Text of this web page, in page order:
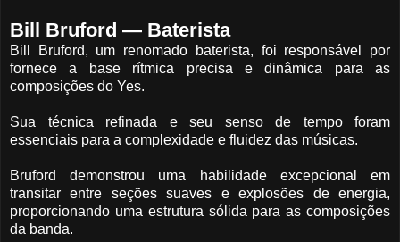
Bill Bruford — Baterista
Bill Bruford, um renomado baterista, foi responsável por
fornece a base rítmica precisa e dinâmica para as
composições do Yes.
Sua técnica refinada e seu senso de tempo foram
essenciais para a complexidade e fluidez das músicas.
Bruford demonstrou uma habilidade excepcional em
transitar entre seções suaves e explosões de energia,
proporcionando uma estrutura sólida para as composições
da banda.